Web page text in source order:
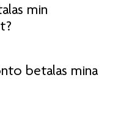
min
betalas mina